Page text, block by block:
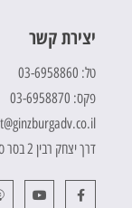
יצירת קשר
טל: 03-6958860
פקס: 03-6958870
דרך יצחק רבין 2 בסר סיטי, מגדל I קומה 20 פתח תקוה